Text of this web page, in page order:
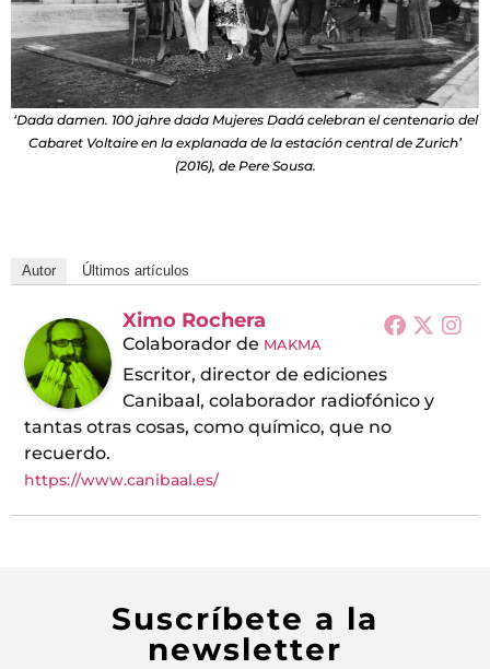
‘Dada damen. 100 jahre dada Mujeres Dadá celebran el centenario del
Cabaret Voltaire en la explanada de la estación central de Zurich’
(2016), de Pere Sousa.
Autor Últimos artículos
Ximo Rochera
Colaborador de MAKMA
Escritor, director de ediciones
Canibaal, colaborador radiofónico y
tantas otras cosas, como químico, que no
recuerdo.
https://www.canibaal.es/
Suscríbete a la
newsletter